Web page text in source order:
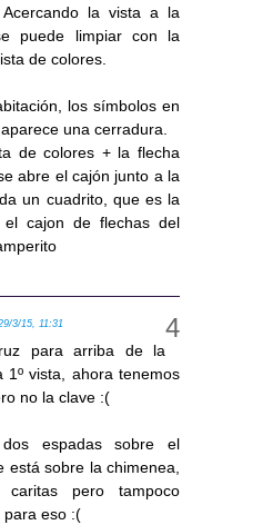
la vista a la
puede limpiar con la
de colores.
los símbolos en
una cerradura.
de colores + la flecha
abre el cajón junto a la
un cuadrito, que es la
el cajon de flechas del
3/15, 11:31
para arriba de la
1º vista, ahora tenemos
no la clave :(
espadas sobre el
está sobre la chimenea,
caritas pero tampoco
para eso :(